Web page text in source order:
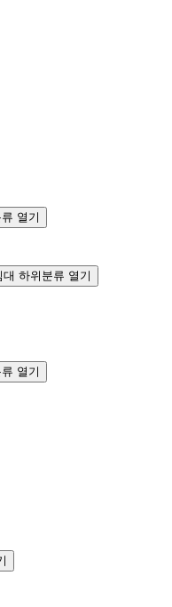
열기
하위분류 열기
열기